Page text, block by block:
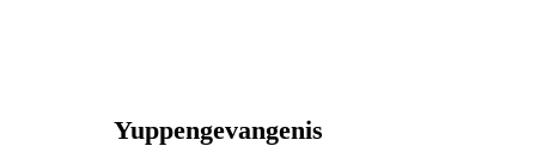
Yuppengevangenis